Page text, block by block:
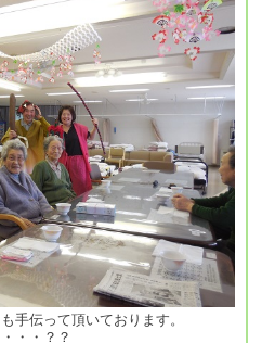
手伝って頂いております。
・・？？